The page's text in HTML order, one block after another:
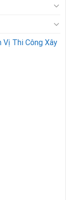
Vị Thi Công Xây